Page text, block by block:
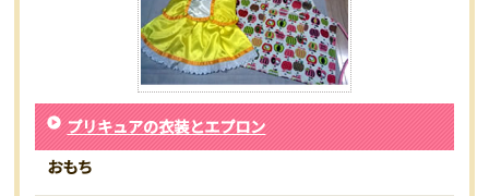
プリキュアの衣装とエプロン
おもち